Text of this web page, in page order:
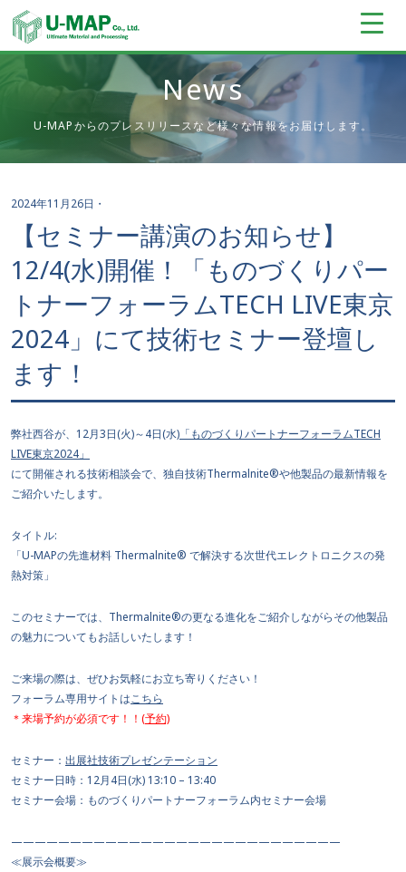
News
U-MAPからのプレスリリースなど様々な情報をお届けします。
2024年11月26日 ・
【セミナー講演のお知らせ】
12/4(水)開催！「ものづくりパー
トナーフォーラムTECH LIVE東京
2024」にて技術セミナー登壇し
ます！
弊社西谷が、12月3日(火)～4日(水) 「ものづくりパートナーフォーラムTECH
LIVE東京2024」
にて開催される技術相談会で、独自技術Thermalnite®や他製品の最新情報を
ご紹介いたします。
タイトル:
「U-MAPの先進材料 Thermalnite® で解決する次世代エレクトロニクスの発
熱対策」
このセミナーでは、Thermalnite®の更なる進化をご紹介しながらその他製品
の魅力についてもお話しいたします！
ご来場の際は、ぜひお気軽にお立ち寄りください！
フォーラム専用サイトはこちら
＊来場予約が必須です！！ (予約)
セミナー： 出展社技術プレゼンテーション
セミナー日時：12月4日(水) 13:10 – 13:40
セミナー会場：ものづくりパートナーフォーラム内セミナー会場
————————————————————————————
≪展示会概要≫